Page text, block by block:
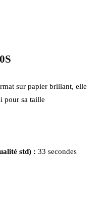
sur papier brillant, elle
pour sa taille
std) : 33 secondes